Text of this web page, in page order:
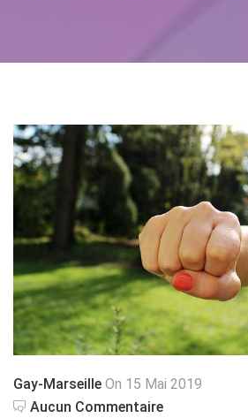
Gay-Marseille On 15 Mai 2019
Aucun Commentaire